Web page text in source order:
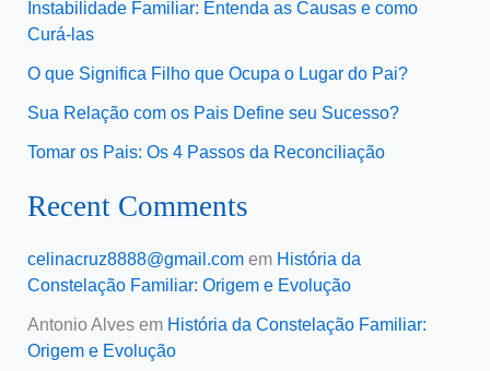
Instabilidade Familiar: Entenda as Causas e como
Curá-las
O que Significa Filho que Ocupa o Lugar do Pai?
Sua Relação com os Pais Define seu Sucesso?
Tomar os Pais: Os 4 Passos da Reconciliação
Recent Comments
celinacruz8888@gmail.comem História da
Constelação Familiar: Origem e Evolução
Antonio Alvesem História da Constelação Familiar:
Origem e Evolução